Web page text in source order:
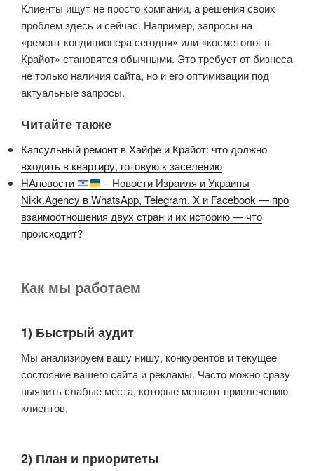
Клиенты ищут не просто компании, а решения своих
проблем здесь и сейчас. Например, запросы на
«ремонт кондиционера сегодня» или «косметолог в
Крайот» становятся обычными. Это требует от бизнеса
не только наличия сайта, но и его оптимизации под
актуальные запросы.
Читайте также
Капсульный ремонт в Хайфе и Крайот: что должно
входить в квартиру, готовую к заселению
НАновости
– Новости Израиля и Украины
Nikk.Agency в WhatsApp, Telegram, X и Facebook — про
взаимоотношения двух стран и их историю — что
происходит?
Как мы работаем
1) Быстрый аудит
Мы анализируем вашу нишу, конкурентов и текущее
состояние вашего сайта и рекламы. Часто можно сразу
выявить слабые места, которые мешают привлечению
клиентов.
2) План и приоритеты